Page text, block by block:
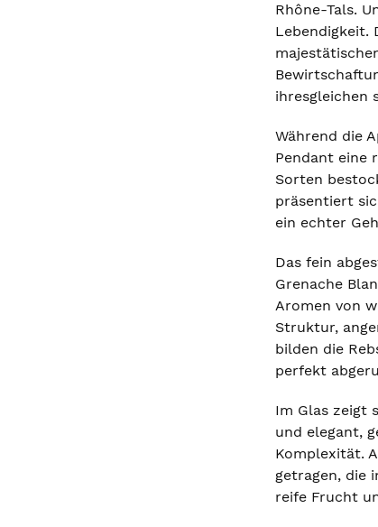
Rhône-Tals.
Lebendigkeit.
ihresgleichen
Während die
Pendant eine
Sorten
präsentiert
ein echter
Das fein
Grenache
Aromen von
Struktur,
bilden die
perfekt
Im Glas zeigt
und elegant,
Komplexität.
getragen, die
reife Frucht